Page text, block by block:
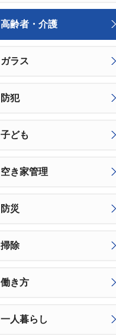
高齢者・介護
ガラス
防犯
子ども
空き家管理
防災
掃除
働き方
一人暮らし